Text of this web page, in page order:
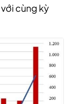
cùng kỳ